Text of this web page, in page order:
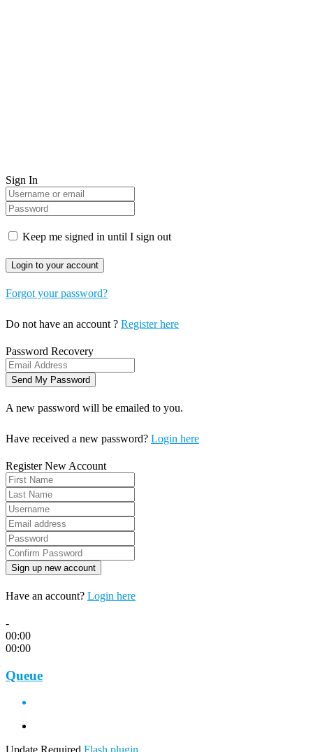
Sign In
Keep me signed in until I sign out
Forgot your password?
Do not have an account ? Register here
Password Recovery
A new password will be emailed to you.
Have received a new password? Login here
Register New Account
Have an account? Login here
-
00:00
00:00
Queue